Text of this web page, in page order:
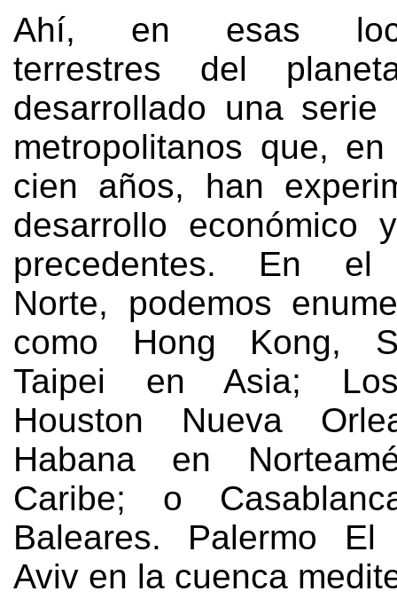
Ahí, en esas
terrestres del
desarrollado una serie
metropolitanos que, en
cien años, han
desarrollo económico
precedentes. En el
Norte, podemos
como Hong Kong,
Taipei en Asia;
Houston Nueva
Habana en
Caribe; o
Baleares. Palermo El
Aviv en la cuenca